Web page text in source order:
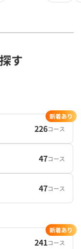
す
226コース
新着あり
47コース
47コース
241コース
新着あり